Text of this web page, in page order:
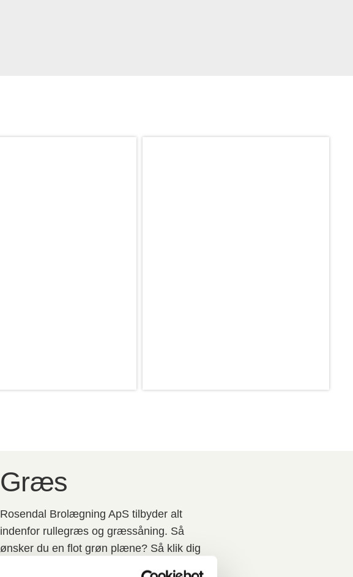
Græs
Rosendal Brolægning ApS tilbyder alt
indenfor rullegræs og græssåning. Så
ønsker du en flot grøn plæne? Så klik dig